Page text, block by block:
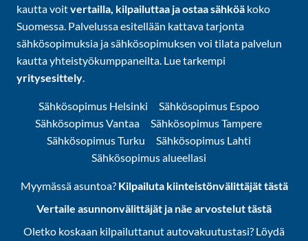
kautta voitvertailla, kilpailuttaa ja ostaa sähköä koko
Suomessa. Palvelussa esitellään kattava tarjonta
sähkösopimuksia ja sähkösopimuksen voi tilata palvelun
kautta yhteistyökumppaneilta. Lue tarkempi
yritysesittely.
Sähkösopimus Helsinki
Sähkösopimus Espoo
Sähkösopimus Vantaa
Sähkösopimus Tampere
Sähkösopimus Turku
Sähkösopimus Lahti
Sähkösopimus alueellasi
Myymässä asuntoa? Kilpailuta kiinteistönvälittäjät tästä
Vertaile asunnonvälittäjät ja näe arvostelut tästä
Oletko koskaan kilpailuttanut autovakuutustasi? Löydä